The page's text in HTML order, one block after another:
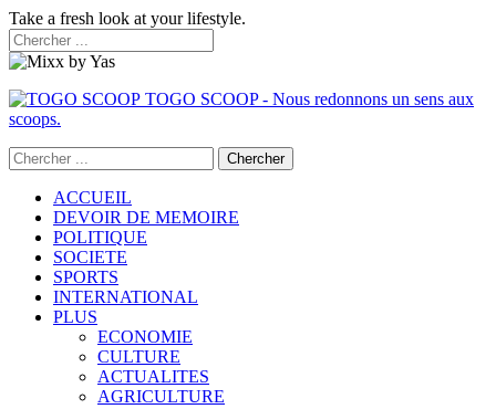
Take a fresh look at your lifestyle.
TOGO SCOOP - Nous redonnons un sens aux
scoops.
ACCUEIL
DEVOIR DE MEMOIRE
POLITIQUE
SOCIETE
SPORTS
INTERNATIONAL
PLUS
ECONOMIE
CULTURE
ACTUALITES
AGRICULTURE